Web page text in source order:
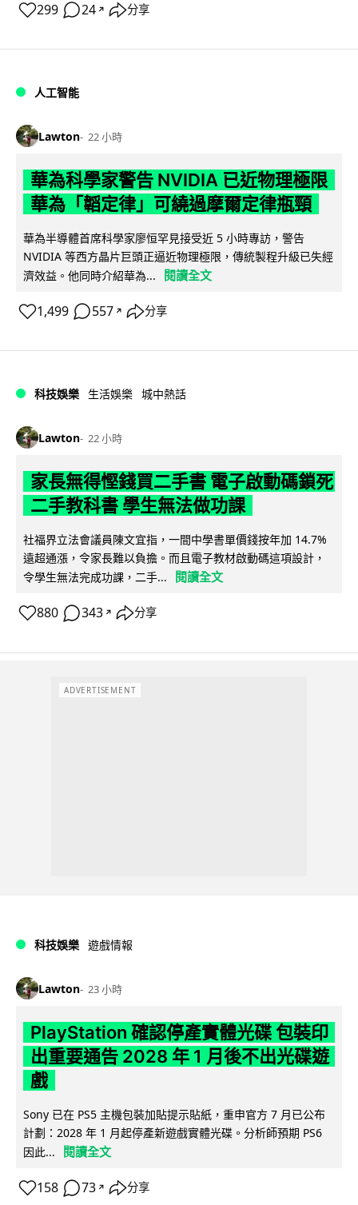
299 24 ↗ 分享
人工智能
Lawton 22 小時
華為科學家警告 NVIDIA 已近物理極限
華為「韜定律」可繞過摩爾定律瓶頸
華為半導體首席科學家廖恒罕見接受近 5 小時專訪，警告
NVIDIA 等西方晶片巨頭正逼近物理極限，傳統製程升級已失經
濟效益。他同時介紹華為...
閱讀全文
1,499 557 ↗ 分享
科技娛樂 生活娛樂 城中熱話
Lawton 22 小時
家長無得慳錢買二手書 電子啟動碼鎖死
二手教科書 學生無法做功課
社福界立法會議員陳文宜指，一間中學書單價錢按年加 14.7%
遠超通漲，令家長難以負擔。而且電子教材啟動碼這項設計，
令學生無法完成功課，二手...
閱讀全文
880 343 ↗ 分享
ADVERTISEMENT
科技娛樂 遊戲情報
Lawton 23 小時
PlayStation 確認停產實體光碟 包裝印
出重要通告 2028 年 1 月後不出光碟遊
戲
Sony 已在 PS5 主機包裝加貼提示貼紙，重申官方 7 月已公布
計劃：2028 年 1 月起停產新遊戲實體光碟。分析師預期 PS6
因此...
閱讀全文
158 73 ↗ 分享